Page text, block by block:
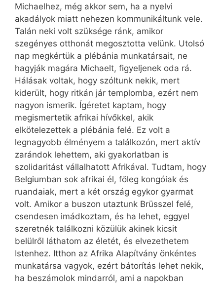
Michaelhez, még akkor sem, ha a nyelvi
akadályok miatt nehezen kommunikáltunk vele.
Talán neki volt szüksége ránk, amikor
szegényes otthonát megosztotta velünk. Utolsó
nap megkértük a plébánia munkatársait, ne
hagyják magára Michaelt, figyeljenek oda rá.
Hálásak voltak, hogy szóltunk nekik, mert
kiderült, hogy ritkán jár templomba, ezért nem
nagyon ismerik. Ígéretet kaptam, hogy
megismertetik afrikai hívőkkel, akik
elkötelezettek a plébánia felé. Ez volt a
legnagyobb élményem a találkozón, mert aktív
zarándok lehettem, aki gyakorlatban is
szolidaritást vállalhatott Afrikával. Tudtam, hogy
Belgiumban sok afrikai él, főleg kongóiak és
ruandaiak, mert a két ország egykor gyarmat
volt. Amikor a buszon utaztunk Brüsszel felé,
csendesen imádkoztam, és ha lehet, eggyel
szeretnék találkozni közülük akinek kicsit
belülről láthatom az életét, és elvezethetem
Istenhez. Itthon az Afrika Alapítvány önkéntes
munkatársa vagyok, ezért bátorítás lehet nekik,
ha beszámolok mindarról, ami a napokban